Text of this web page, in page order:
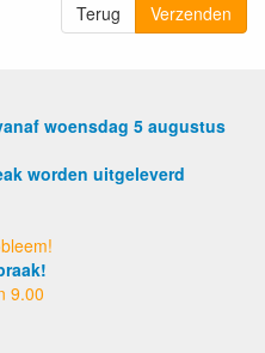
Terug Verzenden
woensdag 5 augustus
worden uitgeleverd
9.00